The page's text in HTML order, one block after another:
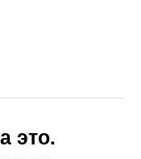
это.